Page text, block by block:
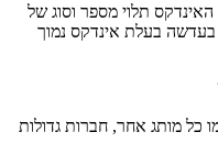
– 1.5, 1.6, 1.67, וכו'. האינדקס תלוי מספר וסוג של
בעלת אינדקס נמוך
כל מותג אחר, חברות גדולות